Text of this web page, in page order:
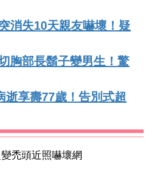
消失10天親友嚇壞！疑
胸部長鬍子變男生！驚
逝享壽77歲！告別式超
禿頭近照嚇壞網